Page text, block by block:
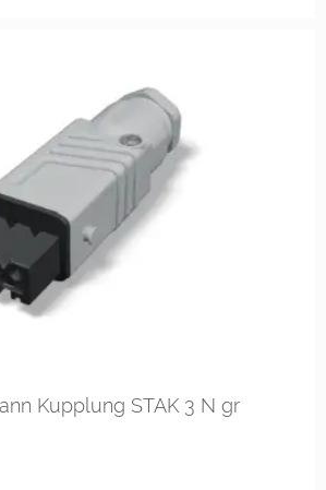
Kupplung STAK 3 N gr